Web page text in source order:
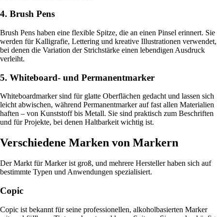
4. Brush Pens
Brush Pens haben eine flexible Spitze, die an einen Pinsel erinnert. Sie
werden für Kalligrafie, Lettering und kreative Illustrationen verwendet,
bei denen die Variation der Strichstärke einen lebendigen Ausdruck
verleiht.
5. Whiteboard- und Permanentmarker
Whiteboardmarker sind für glatte Oberflächen gedacht und lassen sich
leicht abwischen, während Permanentmarker auf fast allen Materialien
haften – von Kunststoff bis Metall. Sie sind praktisch zum Beschriften
und für Projekte, bei denen Haltbarkeit wichtig ist.
Verschiedene Marken von Markern
Der Markt für Marker ist groß, und mehrere Hersteller haben sich auf
bestimmte Typen und Anwendungen spezialisiert.
Copic
Copic ist bekannt für seine professionellen, alkoholbasierten Marker